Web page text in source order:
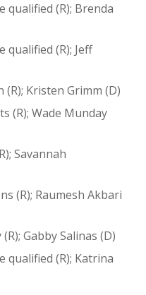
qualified (R); Brenda
qualified (R); Jeff
(R); Kristen Grimm (D)
(R); Wade Munday
Savannah
(R); Raumesh Akbari
Gabby Salinas (D)
qualified (R); Katrina